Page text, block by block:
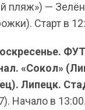
пляж») —
Старт в
«Сокол»
Липецк.
Начало в 13:00.